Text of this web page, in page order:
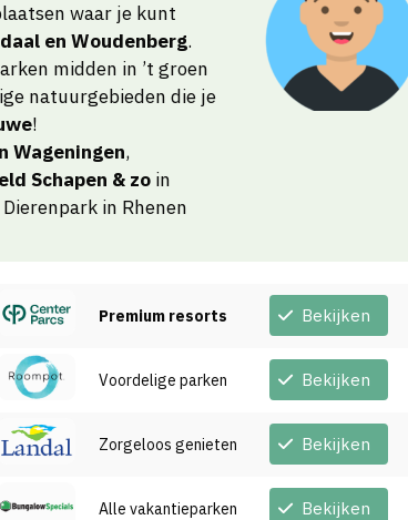
waar je kunt
en Woudenberg.
midden in ’t groen
natuurgebieden die je
!
Wageningen,
Schapen & zo in
in Rhenen
Premium resorts Bekijken
Voordelige parken Bekijken
Zorgeloos genieten Bekijken
Alle vakantieparken Bekijken